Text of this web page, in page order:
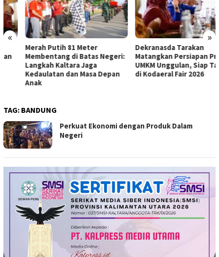
« »
Merah Putih 81 Meter
Membentang di Batas Negeri:
Langkah Kaltara Jaga
Kedaulatan dan Masa Depan
Dekranasda Tarakan
Matangkan Persiapan Produk
UMKM Unggulan, Siap Tampil
di Kodaeral Fair 2026
TAG: BANDUNG
Perkuat Ekonomi dengan Produk Dalam
Negeri